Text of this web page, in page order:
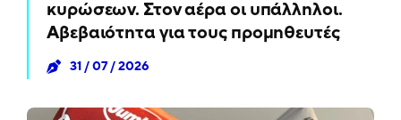
κυρώσεων. Στον αέρα οι υπάλληλοι.
Αβεβαιότητα για τους προμηθευτές
31 / 07 / 2026